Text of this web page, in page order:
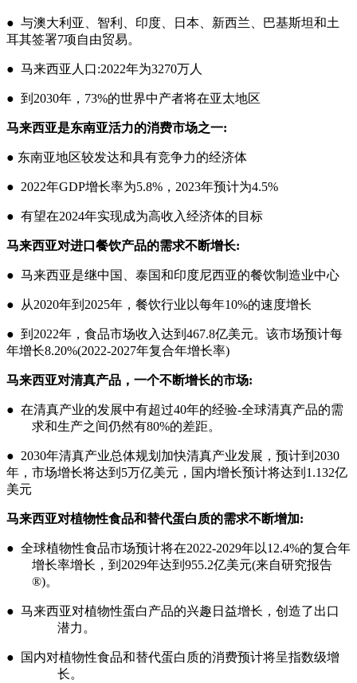
● 与澳大利亚、智利、印度、日本、新西兰、巴基斯坦和土
耳其签署7项自由贸易。
● 马来西亚人口:2022年为3270万人
● 到2030年，73%的世界中产者将在亚太地区
马来西亚是东南亚活力的消费市场之一:
● 东南亚地区较发达和具有竞争力的经济体
● 2022年GDP增长率为5.8%，2023年预计为4.5%
● 有望在2024年实现成为高收入经济体的目标
马来西亚对进口餐饮产品的需求不断增长:
● 马来西亚是继中国、泰国和印度尼西亚的餐饮制造业中心
● 从2020年到2025年，餐饮行业以每年10%的速度增长
● 到2022年，食品市场收入达到467.8亿美元。该市场预计每
年增长8.20%(2022-2027年复合年增长率)
马来西亚对清真产品，一个不断增长的市场:
● 在清真产业的发展中有超过40年的经验-全球清真产品的需
求和生产之间仍然有80%的差距。
● 2030年清真产业总体规划加快清真产业发展，预计到2030
年，市场增长将达到5万亿美元，国内增长预计将达到1.132亿
美元
马来西亚对植物性食品和替代蛋白质的需求不断增加:
● 全球植物性食品市场预计将在2022-2029年以12.4%的复合年
增长率增长，到2029年达到955.2亿美元(来自研究报告
®)。
● 马来西亚对植物性蛋白产品的兴趣日益增长，创造了出口
潜力。
● 国内对植物性食品和替代蛋白质的消费预计将呈指数级增
长。